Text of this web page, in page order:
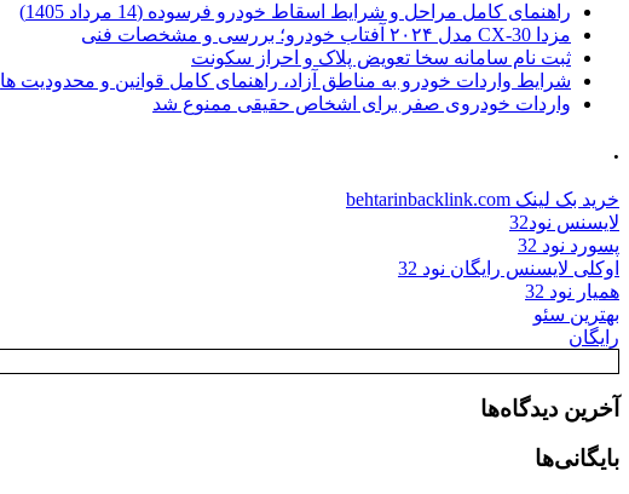
راهنمای کامل مراحل و شرایط اسقاط خودرو فرسوده (14 مرداد 1405)
مزدا CX-30 مدل ۲۰۲۴ آفتاب خودرو؛ بررسی و مشخصات فنی
ثبت نام سامانه سخا تعویض پلاک و احراز سکونت
شرایط واردات خودرو به مناطق آزاد، راهنمای کامل قوانین و محدودیت ها
واردات خودروی صفر برای اشخاص حقیقی ممنوع شد
.
خرید بک لینک behtarinbacklink.com
لایسنس نود32
پسورد نود 32
اوکلی لایسنس رایگان نود 32
همیار نود 32
بهترین سئو
رایگان
آخرین دیدگاه‌ها
بایگانی‌ها